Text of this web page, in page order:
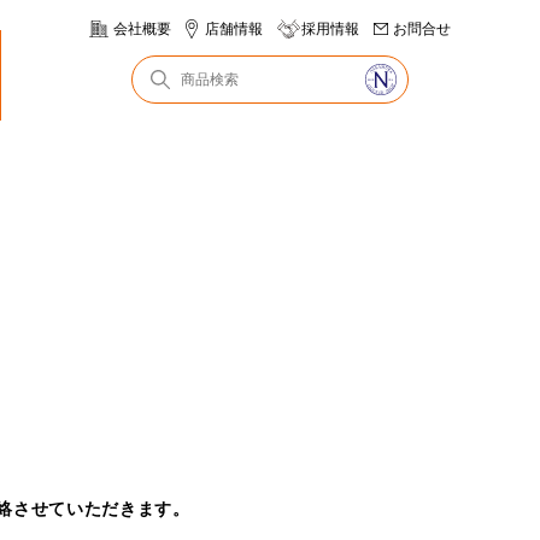
会社概要 店舗情報 採用情報 お問合せ
せていただきます。